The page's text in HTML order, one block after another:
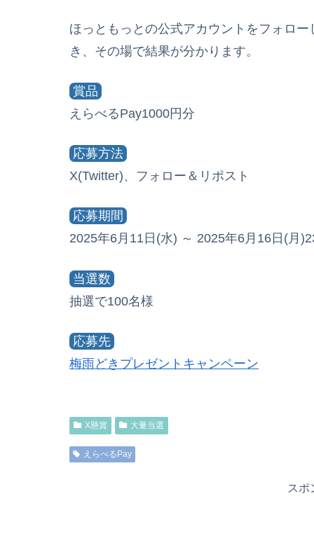
ほっともっとの公式アカウントをフォロ
き、その場で結果が分かります。
賞品
えらべるPay1000円分
応募方法
X(Twitter)、フォロー＆リポスト
応募期間
2025年6月11日(水) ～ 2025年6月16日(月
当選数
抽選で100名様
応募先
梅雨どきプレゼントキャンペーン
X懸賞 大量当選
えらべるPay
スポ